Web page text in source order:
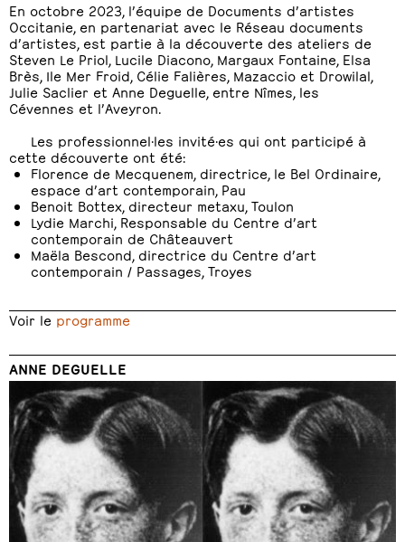
En octobre 2023, l’équipe de Documents d’artistes
Occitanie, en partenariat avec le Réseau documents
d’artistes, est partie à la découverte des ateliers de
Steven Le Priol, Lucile Diacono, Margaux Fontaine, Elsa
Brès, Ile Mer Froid, Célie Falières, Mazaccio et Drowilal,
Julie Saclier et Anne Deguelle, entre Nîmes, les
Cévennes et l’Aveyron.
Les professionnel·les invité·es qui ont participé à
cette découverte ont été:
Florence de Mecquenem, directrice, le Bel Ordinaire,
espace d’art contemporain, Pau
Benoit Bottex, directeur metaxu, Toulon
Lydie Marchi, Responsable du Centre d’art
contemporain de Châteauvert
Maëla Bescond, directrice du Centre d’art
contemporain / Passages, Troyes
Voir le programme
ANNE DEGUELLE